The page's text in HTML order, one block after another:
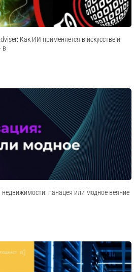
Как ИИ применяется в искусстве и
в
панацея или модное веяние